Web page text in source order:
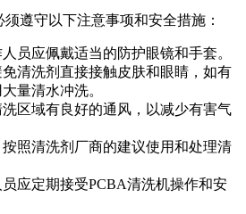
遵守以下注意事项和安全措施：
员应佩戴适当的防护眼镜和手套。
清洗剂直接接触皮肤和眼睛，如有
量清水冲洗。
区域有良好的通风，以减少有害气
照清洗剂厂商的建议使用和处理清
应定期接受PCBA清洗机操作和安